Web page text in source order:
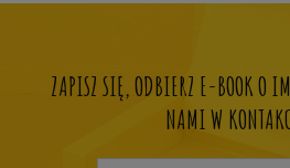
ZAPISZ SIĘ, ODBIERZ E-BOOK O
NAMI W